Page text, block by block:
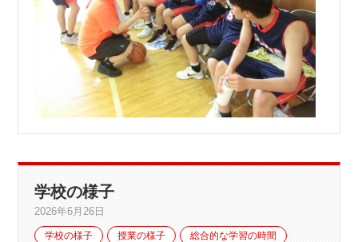
学校の様子
2026年6月26日
学校の様子 授業の様子 総合的な学習の時間